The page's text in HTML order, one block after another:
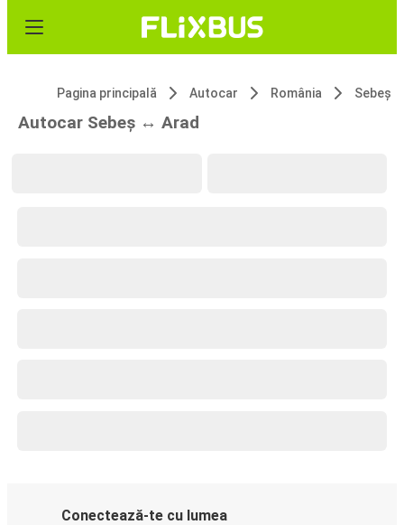
Pagina principală Autocar România Sebeș
Autocar Sebeș ↔ Arad
Conectează-te cu lumea